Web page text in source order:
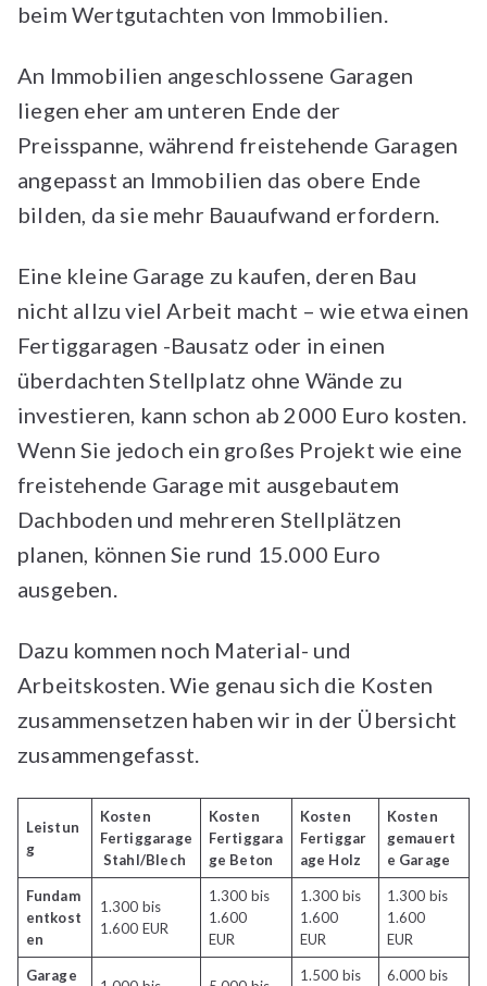
beim Wertgutachten von Immobilien.
An Immobilien angeschlossene Garagen
liegen eher am unteren Ende der
Preisspanne, während freistehende Garagen
angepasst an Immobilien das obere Ende
bilden, da sie mehr Bauaufwand erfordern.
Eine kleine Garage zu kaufen, deren Bau
nicht allzu viel Arbeit macht – wie etwa einen
Fertiggaragen -Bausatz oder in einen
überdachten Stellplatz ohne Wände zu
investieren, kann schon ab 2000 Euro kosten.
Wenn Sie jedoch ein großes Projekt wie eine
freistehende Garage mit ausgebautem
Dachboden und mehreren Stellplätzen
planen, können Sie rund 15.000 Euro
ausgeben.
Dazu kommen noch Material- und
Arbeitskosten. Wie genau sich die Kosten
zusammensetzen haben wir in der Übersicht
zusammengefasst.
Leistun
g
Kosten
Fertiggarage
Stahl/Blech
Kosten
Fertiggara
ge Beton
Kosten
Fertiggar
age Holz
Kosten
gemauert
e Garage
Fundam
entkost
en
1.300 bis
1.600 EUR
1.300 bis
1.600
EUR
1.300 bis
1.600
EUR
1.300 bis
1.600
EUR
Garage 1.500 bis 6.000 bis